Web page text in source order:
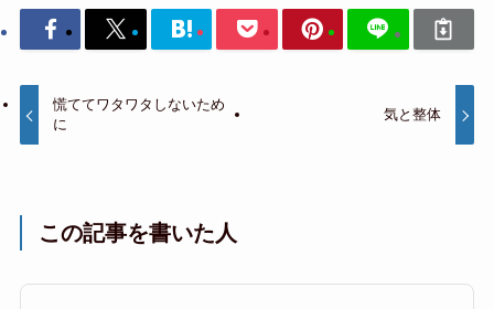
慌ててワタワタしないため
に
気と整体
この記事を書いた人